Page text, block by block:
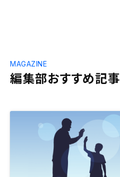
編集部おすすめ記事
MAGAZINE